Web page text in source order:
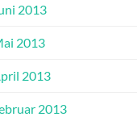
2013
2013
2013
2013